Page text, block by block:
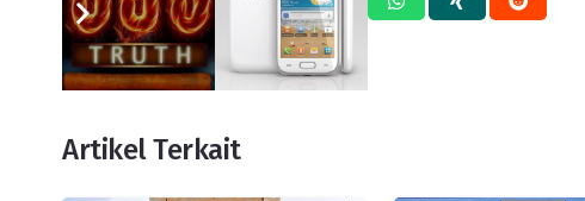
Tags:Science
Artikel Terkait